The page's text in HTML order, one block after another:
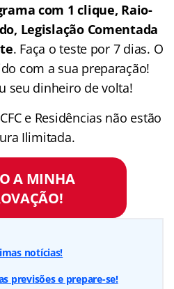
com 1 clique, Raio-
Legislação Comentada
. Faça o teste por 7 dias. O
com a sua preparação!
seu dinheiro de volta!
e Residências não estão
Ilimitada.
A MINHA
notícias!
previsões e prepare-se!